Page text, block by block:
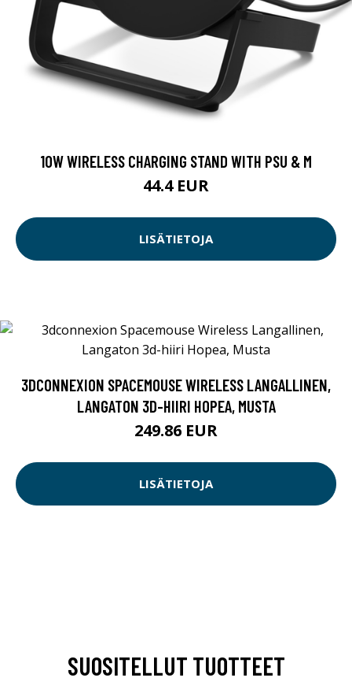
10W WIRELESS CHARGING STAND WITH PSU & M
44.4 EUR
LISÄTIETOJA
3DCONNEXION SPACEMOUSE WIRELESS LANGALLINEN,
LANGATON 3D-HIIRI HOPEA, MUSTA
249.86 EUR
LISÄTIETOJA
SUOSITELLUT TUOTTEET